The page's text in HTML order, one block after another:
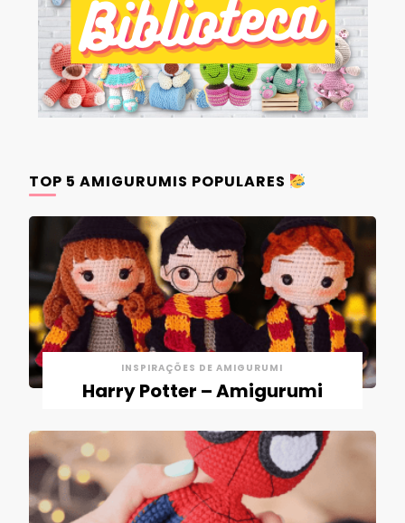
TOP 5 AMIGURUMIS POPULARES
INSPIRAÇÕES DE AMIGURUMI
Harry Potter – Amigurumi